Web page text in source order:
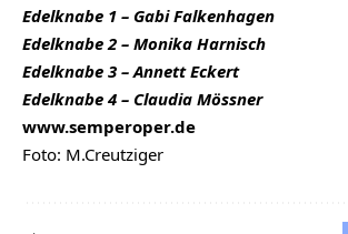
Edelknabe 1 – Gabi Falkenhagen
Edelknabe 2 – Monika Harnisch
Edelknabe 3 – Annett Eckert
Edelknabe 4 – Claudia Mössner
www.semperoper.de
Foto: M.Creutziger